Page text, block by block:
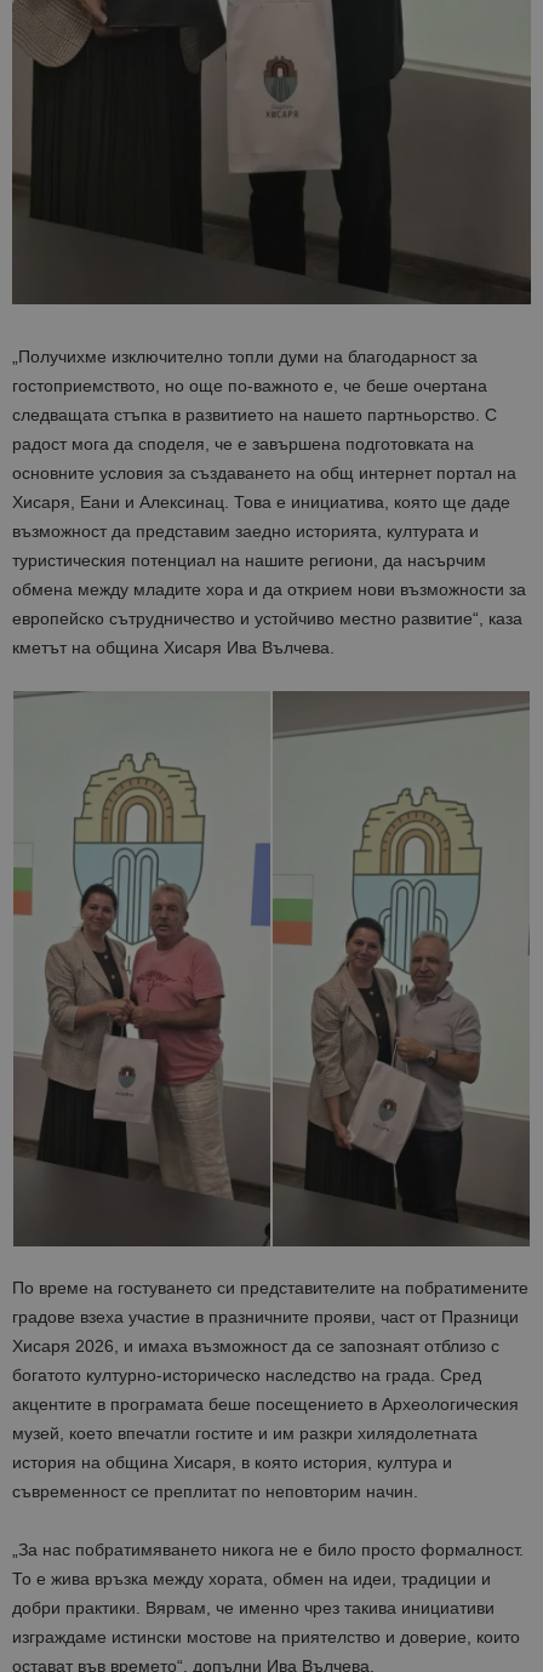
„Получихме изключително топли думи на благодарност за
гостоприемството, но още по-важното е, че беше очертана
следващата стъпка в развитието на нашето партньорство. С
радост мога да споделя, че е завършена подготовката на
основните условия за създаването на общ интернет портал на
Хисаря, Еани и Алексинац. Това е инициатива, която ще даде
възможност да представим заедно историята, културата и
туристическия потенциал на нашите региони, да насърчим
обмена между младите хора и да открием нови възможности за
европейско сътрудничество и устойчиво местно развитие“, каза
кметът на община Хисаря Ива Вълчева.
По време на гостуването си представителите на побратимените
градове взеха участие в празничните прояви, част от Празници
Хисаря 2026, и имаха възможност да се запознаят отблизо с
богатото културно-историческо наследство на града. Сред
акцентите в програмата беше посещението в Археологическия
музей, което впечатли гостите и им разкри хилядолетната
история на община Хисаря, в която история, култура и
съвременност се преплитат по неповторим начин.
„За нас побратимяването никога не е било просто формалност.
То е жива връзка между хората, обмен на идеи, традиции и
добри практики. Вярвам, че именно чрез такива инициативи
изграждаме истински мостове на приятелство и доверие, които
остават във времето“, допълни Ива Вълчева.